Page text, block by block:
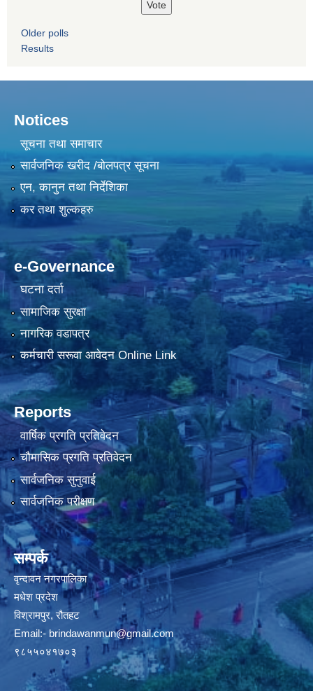
Older polls
Results
Notices
सूचना तथा समाचार
सार्वजनिक खरीद /बोलपत्र सूचना
एन, कानुन तथा निर्देशिका
कर तथा शुल्कहरु
e-Governance
घटना दर्ता
सामाजिक सुरक्षा
नागरिक वडापत्र
कर्मचारी सरूवा आवेदन Online Link
Reports
वार्षिक प्रगति प्रतिवेदन
चौमासिक प्रगति प्रतिवेदन
सार्वजनिक सुनुवाई
सार्वजनिक परीक्षण
सम्पर्क
वृन्दावन नगरपालिका
मधेश प्रदेश
विश्रामपुर, रौतहट
Email:- brindawanmun@gmail.com
९८५५०४१७०३